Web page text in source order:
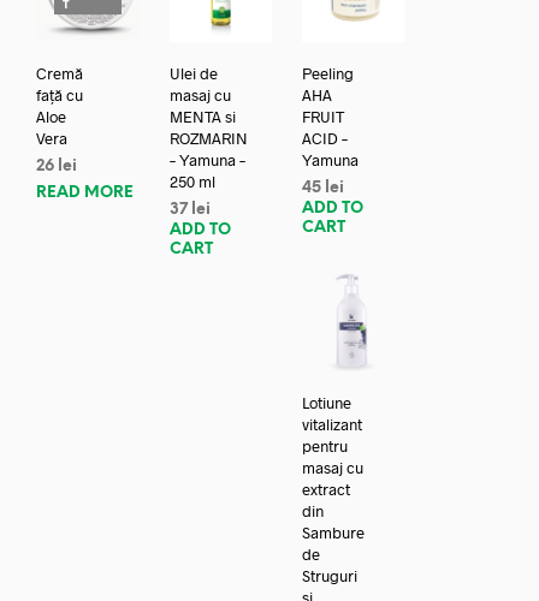
T
Cremă
față cu
Aloe
Vera
26 lei
READ MORE
Ulei de
masaj cu
MENTA si
ROZMARIN
– Yamuna –
250 ml
37 lei
ADD TO
CART
Peeling
AHA
FRUIT
ACID –
Yamuna
45 lei
ADD TO
CART
Lotiune
vitalizant
pentru
masaj cu
extract
din
Sambure
de
Struguri
si